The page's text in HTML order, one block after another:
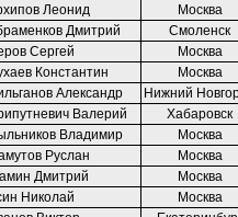
Леонид
Москва
Дмитрий
Смоленск
Сергей
Москва
Константин
Москва
Александр
Нижний
Валерий
Хабаровск
Владимир
Москва
Руслан
Москва
Дмитрий
Москва
Николай
Москва